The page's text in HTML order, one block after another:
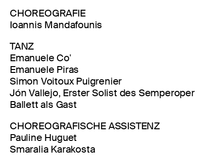
CHOREOGRAFIE
Ioannis Mandafounis
TANZ
Emanuele Co'
Emanuele Piras
Simon Voitoux Puigrenier
Jón Vallejo, Erster Solist des Semperoper
Ballett als Gast
CHOREOGRAFISCHE ASSISTENZ
Pauline Huguet
Smaralia Karakosta